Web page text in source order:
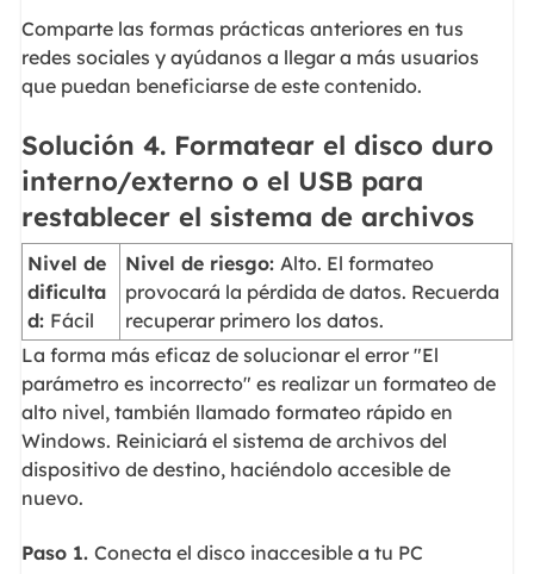
Comparte las formas prácticas anteriores en tus
redes sociales y ayúdanos a llegar a más usuarios
que puedan beneficiarse de este contenido.
Solución 4. Formatear el disco duro
interno/externo o el USB para
restablecer el sistema de archivos
Nivel de
dificulta
d: Fácil
Nivel de riesgo: Alto. El formateo
provocará la pérdida de datos. Recuerda
recuperar primero los datos.
La forma más eficaz de solucionar el error "El
parámetro es incorrecto" es realizar un formateo de
alto nivel, también llamado formateo rápido en
Windows. Reiniciará el sistema de archivos del
dispositivo de destino, haciéndolo accesible de
nuevo.
Paso 1. Conecta el disco inaccesible a tu PC